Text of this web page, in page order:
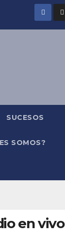
SUCESOS
SOMOS?
en vivo